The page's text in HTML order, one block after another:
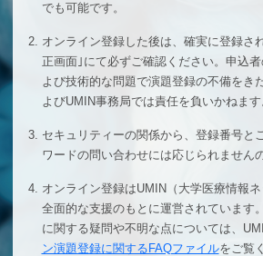
でも可能です。
2. オンライン登録した後は、確実に登録さ
正画面｣にて必ずご確認ください。申込
よび技術的な問題で演題登録の不備をき
よびUMIN事務局では責任を負いかねます
3. セキュリティーの関係から、登録番号と
ワードの問い合わせには応じられません
4. オンライン登録はUMIN（大学医療情報
全面的な支援のもとに運営されています
に関する疑問や不明な点については、
ン演題登録に関するFAQファイルをご覧